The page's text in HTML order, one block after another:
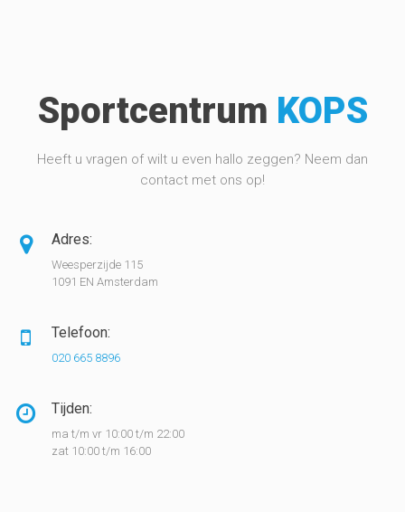
Sportcentrum KOPS
Heeft u vragen of wilt u even hallo zeggen? Neem dan
contact met ons op!
Adres:
Weesperzijde 115
1091 EN Amsterdam
Telefoon:
020 665 8896
Tijden:
ma t/m vr 10:00 t/m 22:00
zat 10:00 t/m 16:00